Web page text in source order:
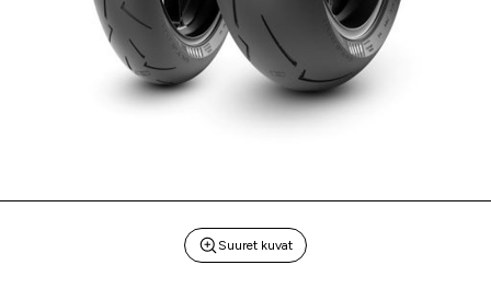
Suuret kuvat